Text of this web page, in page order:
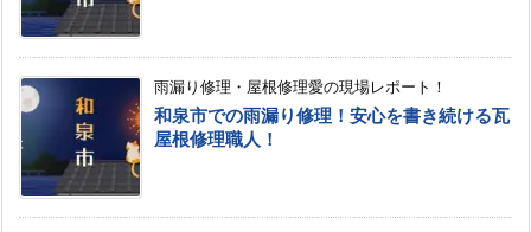
雨漏り修理・屋根修理愛の現場レポート！
和泉市での雨漏り修理！安心を書き続ける瓦
屋根修理職人！